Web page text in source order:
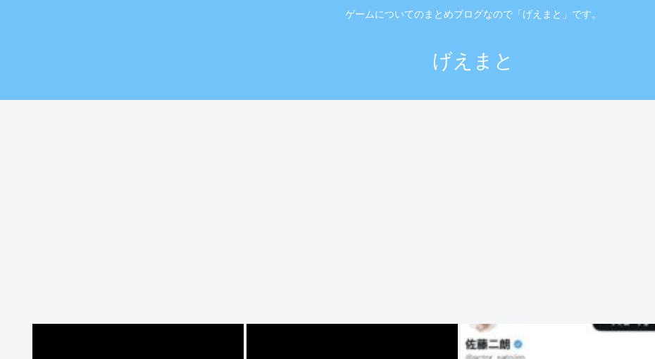
ゲームについてのまとめブログなので「げえまと」です。
げえまと